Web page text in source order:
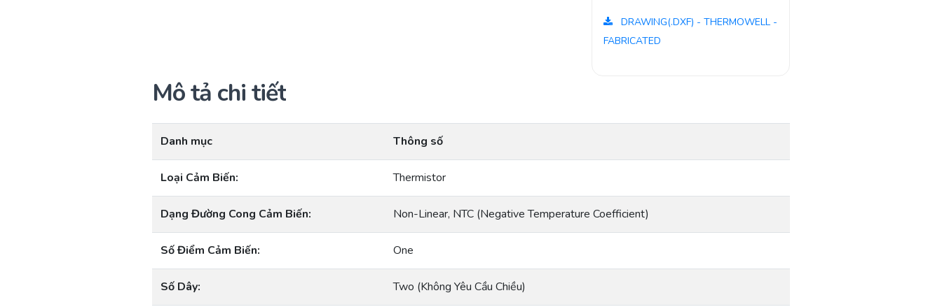
DRAWING(.DXF) - THERMOWELL -
FABRICATED
Mô tả chi tiết
Danh mục Thông số
Loại Cảm Biến: Thermistor
Dạng Đường Cong Cảm Biến: Non-Linear, NTC (Negative Temperature Coefficient)
Số Điểm Cảm Biến: One
Số Dây: Two (Không Yêu Cầu Chiều)